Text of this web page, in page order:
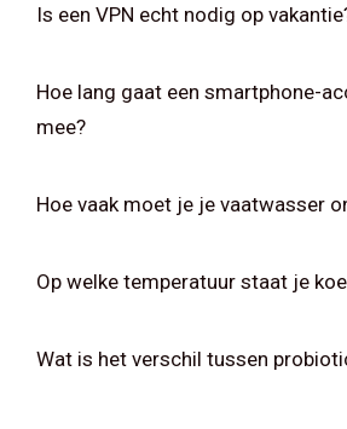
Is een VPN echt nodig op
Hoe lang gaat een smartphone-
mee?
Hoe vaak moet je je vaatwasser
Op welke temperatuur staat je
Wat is het verschil tussen